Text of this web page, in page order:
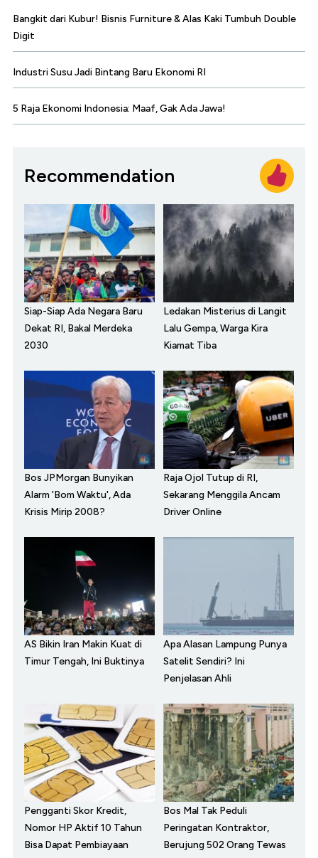
Bangkit dari Kubur! Bisnis Furniture & Alas Kaki Tumbuh Double
Digit
Industri Susu Jadi Bintang Baru Ekonomi RI
5 Raja Ekonomi Indonesia: Maaf, Gak Ada Jawa!
Recommendation
Siap-Siap Ada Negara Baru
Dekat RI, Bakal Merdeka
2030
Ledakan Misterius di Langit
Lalu Gempa, Warga Kira
Kiamat Tiba
Bos JPMorgan Bunyikan
Alarm 'Bom Waktu', Ada
Krisis Mirip 2008?
Raja Ojol Tutup di RI,
Sekarang Menggila Ancam
Driver Online
AS Bikin Iran Makin Kuat di
Timur Tengah, Ini Buktinya
Apa Alasan Lampung Punya
Satelit Sendiri? Ini
Penjelasan Ahli
Pengganti Skor Kredit,
Nomor HP Aktif 10 Tahun
Bisa Dapat Pembiayaan
Bos Mal Tak Peduli
Peringatan Kontraktor,
Berujung 502 Orang Tewas